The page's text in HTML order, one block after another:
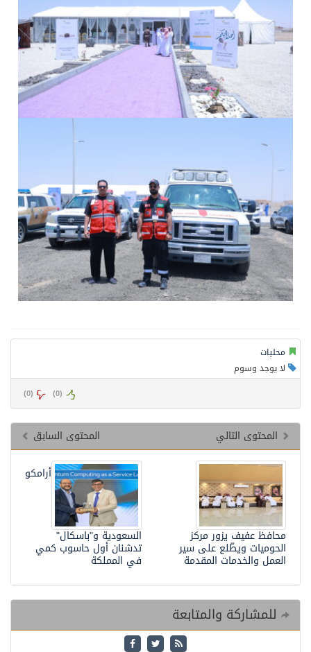
محليات
لا يوجد وسوم
(
0
) (
0
)
المحتوى السابق
المحتوى التالي
أرامكو
السعودية و"باسكال"
تدشنان أول حاسوب كمي
في المملكة
محافظ عفيف يزور مركز
الحوميات ويطّلع على سير
العمل والخدمات المقدمة
للمشاركة والمتابعة